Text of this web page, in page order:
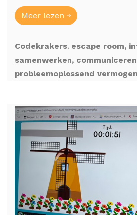
Meer lezen
Codekrakers, escape room,
samenwerken,
probleemoplossend vermogen